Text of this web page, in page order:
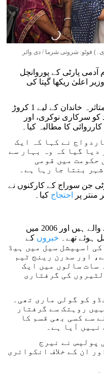
فوٹو: شروتی شرما / دی وائر
(3 مئی) کو عام آدمی پارٹی کے پوروانچل
اعلیٰ ریکھا گپتا کی
احتجاج کے دوران پارٹی کارکنوں نے متاثرہ خاندان کے لیے 1 کروڑ
کو سرکاری نوکری، اور
کا مطالبہ کیا۔
نے کہا کہ ایک
دیا گیا کہ وہ بہار سے
حکومت میں قومی
جن سوراج کے کارکنوں نے
پر
احتجاج کیا۔
تقریباً 40 سالہ نیرج روہتک کے رہنے والے ہیں اور 2006 میں
ہوئے تھے۔ خبروں کے
پولیس کی اسپیشل سیل میں ہیڈ
اور سدرن رینج ٹیم
سات سالوں میں ایک
کی گرفتاری
کو گولی ماری تھی۔
روہتک سے گرفتار
سے کسی بھی قسم کا
آیا ہے۔
پولیس نے نیرج
ان کے خلاف انکوائری